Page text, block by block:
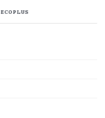
ECOPLUS